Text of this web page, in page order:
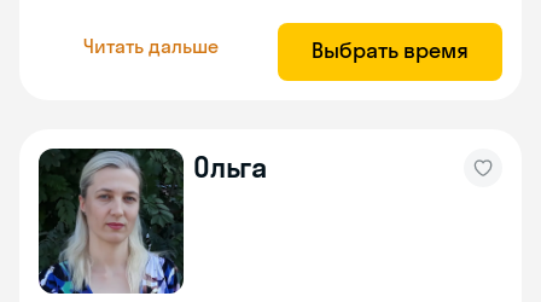
Читать дальше Выбрать время
Ольга